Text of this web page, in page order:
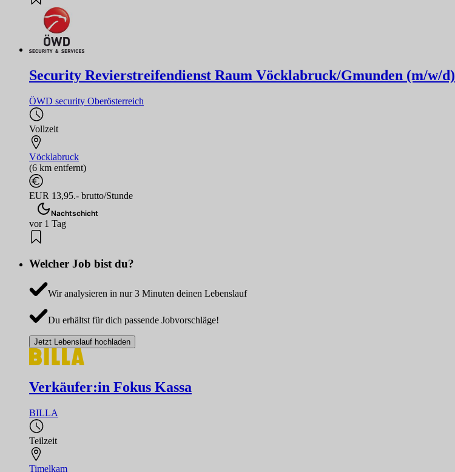
Security Revierstreifendienst Raum Vöcklabruck/Gmunden (m/w/d)
ÖWD security Oberösterreich
Vollzeit
Vöcklabruck
(6 km entfernt)
EUR 13,95.- brutto/Stunde
Nachtschicht
vor 1 Tag
Welcher Job bist du?
Wir analysieren in nur 3 Minuten deinen Lebenslauf
Du erhältst für dich passende Jobvorschläge!
Jetzt Lebenslauf hochladen
Verkäufer:in Fokus Kassa
BILLA
Teilzeit
Timelkam